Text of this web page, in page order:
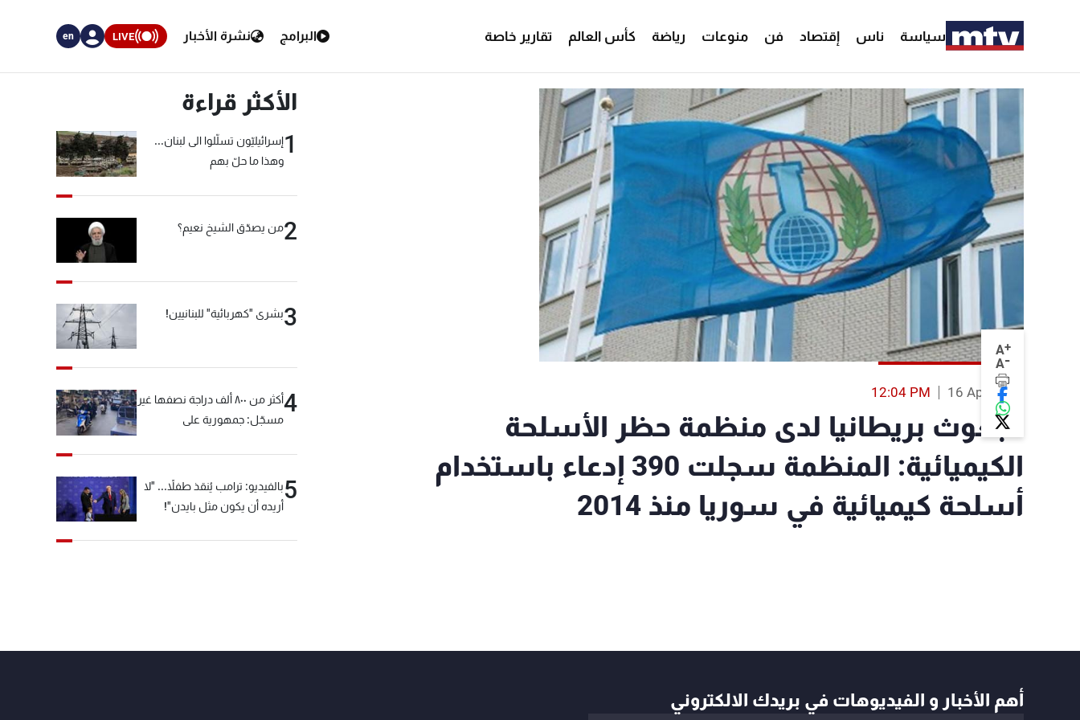
سياسة ناس إقتصاد فن منوعات رياضة كأس العالم تقارير خاصة البرامج نشرة الأخبار LIVE
en
A+
A-
16 Apr 2018
12:04 PM
مبعوث بريطانيا لدى منظمة حظر الأسلحة
الكيميائية: المنظمة سجلت 390 إدعاء باستخدام
أسلحة كيميائية في سوريا منذ 2014
الأكثر قراءة
1إسرائيليّون تسلّلوا الى لبنان...
وهذا ما حلّ بهم
2من يصدّق الشيخ نعيم؟
3بشرى "كهربائية" للبنانيين!
4
أكثر من ٨٠٠ ألف دراجة نصفها غير
مسجّل: جمهورية على
5بالفيديو: ترامب يُنقذ طفلاً... "لا
أريده أن يكون مثل بايدن"!
أهم الأخبار و الفيديوهات في بريدك الالكتروني